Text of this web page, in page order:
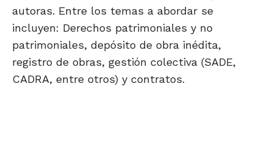
autoras. Entre los temas a abordar se
incluyen: Derechos patrimoniales y no
patrimoniales, depósito de obra inédita,
registro de obras, gestión colectiva (SADE,
CADRA, entre otros) y contratos.